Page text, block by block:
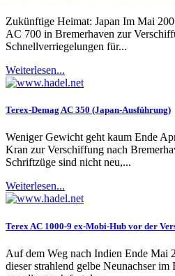
Zukünftige Heimat: Japan Im Mai
AC 700 in Bremerhaven zur
Schnellverriegelungen für...
Weiterlesen...
Terex-Demag AC 350 (Japan-Ausführung)
Weniger Gewicht geht kaum Ende
Kran zur Verschiffung nach
Schriftzüge sind nicht neu,...
Weiterlesen...
Terex AC 1000-9 ex-Mobi-Hub vor der
Auf dem Weg nach Indien Ende Mai
dieser strahlend gelbe Neunachser